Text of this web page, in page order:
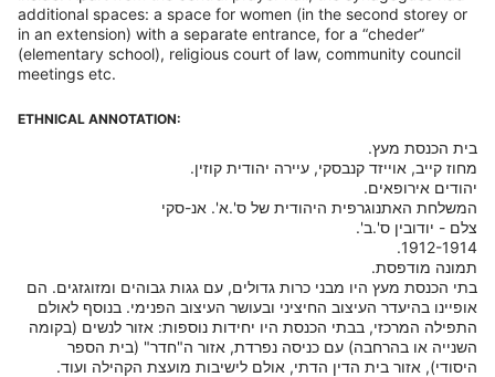
additional spaces: a space for women (in the second storey or
in an extension) with a separate entrance, for a “cheder”
(elementary school), religious court of law, community council
meetings etc.
ETHNICAL ANNOTATION:
בתי הכנסת מעץ היו מבני כרות גדולים, עם גגות גבוהים ומזוגזגים. הם
אופיינו בהיעדר העיצוב החיציני ובעושר העיצוב הפנימי. בנוסף לאולם
התפילה המרכזי, בבתי הכנסת היו יחידות נוספות: אזור לנשים (בקומה
השנייה או בהרחבה) עם כניסה נפרדת, אזור ה"חדר" (בית הספר
היסודי), אזור בית הדין הדתי, אולם לישיבות מועצת הקהילה ועוד.